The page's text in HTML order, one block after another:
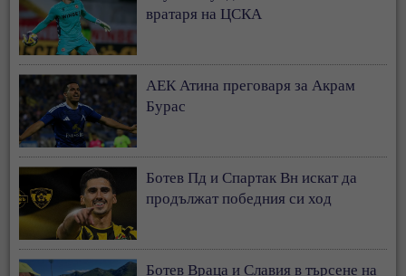
вратаря на ЦСКА
АЕК Атина преговаря за Акрам
Бурас
Ботев Пд и Спартак Вн искат да
продължат победния си ход
Ботев Враца и Славия в търсене на